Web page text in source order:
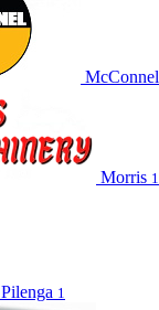
McConnel
Morris 1
Pilenga 1